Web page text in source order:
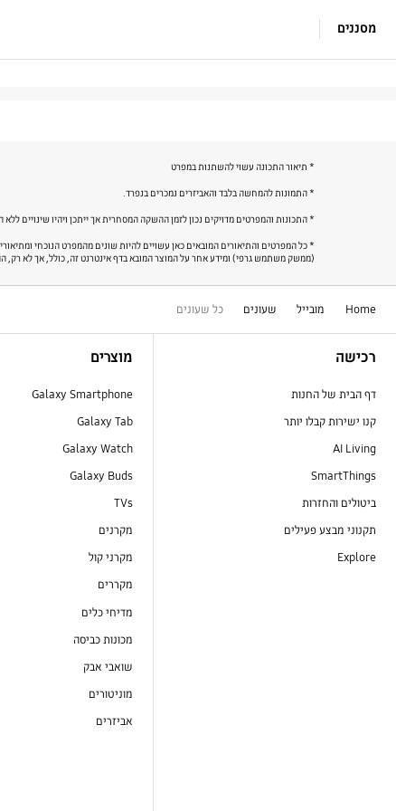
מסננים
* תיאור התכונה עשוי להשתנות במפרט
* התמונות להמחשה בלבד והאביזרים נמכרים בנפרד.
* התכונות והמפרטים מדויקים נכון לזמן ההשקה המסחרית אך ייתכן ויהיו שינויים
(ממשק משתמש גרפי) ומידע אחר על המוצר המובא בדף אינטרנט זה, כולל, אך לא רק,
Home מובייל שעונים כל שעונים
רכישה
דף הבית של החנות
קנו ישירות קבלו יותר
AI Living
SmartThings
ביטולים והחזרות
תקנוני מבצע פעילים
Explore
מוצרים
Galaxy Smartphone
Galaxy Tab
Galaxy Watch
Galaxy Buds
TVs
מקרנים
מקרני קול
מקררים
מדיחי כלים
מכונות כביסה
שואבי אבק
מוניטורים
אביזרים